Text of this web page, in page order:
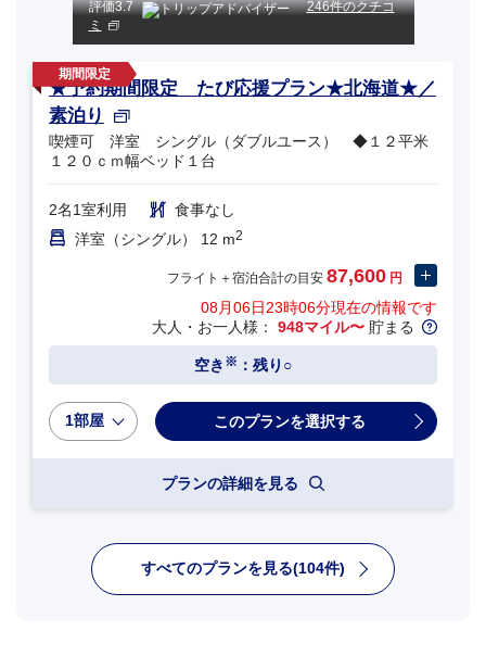
評価3.7
246件のクチコ
ミ
★予約期間限定 たび応援プラン★北海道★／
素泊り
喫煙可 洋室 シングル（ダブルユース） ◆１２平米
１２０ｃｍ幅ベッド１台
2名1室利用
食事なし
洋室（シングル） 12 m2
フライト＋宿泊合計の目安 87,600 円
08月06日23時06分現在の情報です
大人・お一人様： 948マイル〜 貯まる
空き ※ ：残り○
1部屋
プランの詳細を見る
すべてのプランを見る(104件)